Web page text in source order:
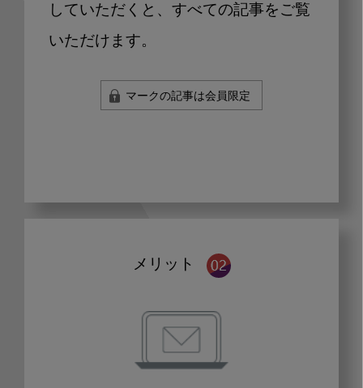
していただくと、すべての記事をご覧
いただけます。
マークの記事は会員限定
メリット